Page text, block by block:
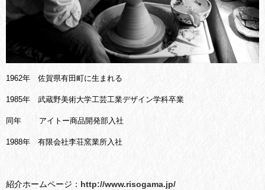
1962年 佐賀県有田町に生まれる
1985年 武蔵野美術大学工芸工業デザイン学科卒業
同年 アイトー商品開発部入社
1988年 有限会社李荘窯業所入社
紹介ホームページ： http://www.risogama.jp/